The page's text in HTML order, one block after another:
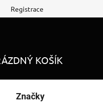
Registrace
KOŠÍK
Značky